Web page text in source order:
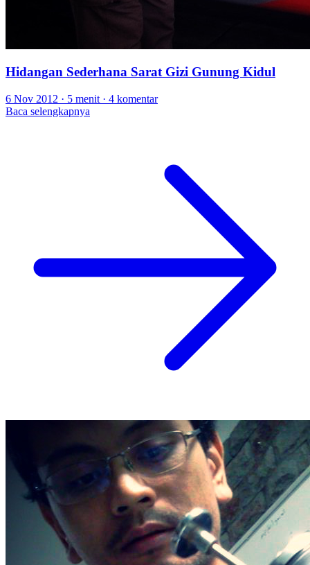
Hidangan Sederhana Sarat Gizi Gunung Kidul
6 Nov 2012 · 5 menit · 4 komentar
Baca selengkapnya